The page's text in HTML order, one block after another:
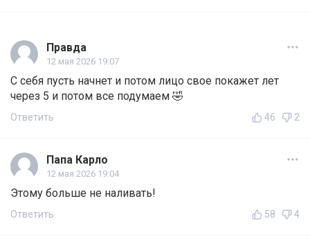
Правда
12 мая 2026 19:07
С себя пусть начнет и потом лицо свое покажет лет
через 5 и потом все подумаем 🤣
Ответить 46 2
Папа Карло
12 мая 2026 19:04
Этому больше не наливать!
Ответить 58 4